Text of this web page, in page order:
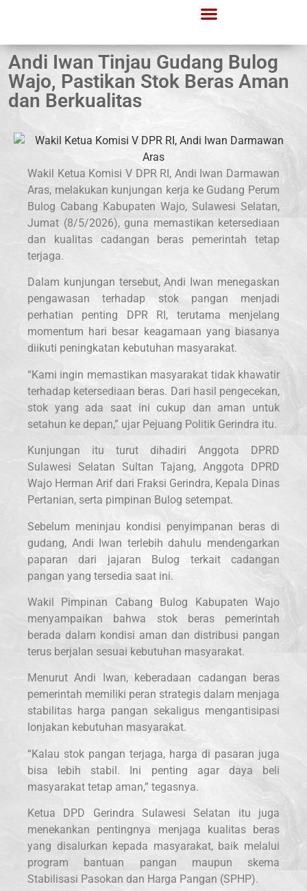
Andi Iwan Tinjau Gudang Bulog
Wajo, Pastikan Stok Beras Aman
dan Berkualitas
Wakil Ketua Komisi V DPR RI, Andi Iwan Darmawan
Aras, melakukan kunjungan kerja ke Gudang Perum
Bulog Cabang Kabupaten Wajo, Sulawesi Selatan,
Jumat (8/5/2026), guna memastikan ketersediaan
dan kualitas cadangan beras pemerintah tetap
terjaga.
Dalam kunjungan tersebut, Andi Iwan menegaskan
pengawasan terhadap stok pangan menjadi
perhatian penting DPR RI, terutama menjelang
momentum hari besar keagamaan yang biasanya
diikuti peningkatan kebutuhan masyarakat.
“Kami ingin memastikan masyarakat tidak khawatir
terhadap ketersediaan beras. Dari hasil pengecekan,
stok yang ada saat ini cukup dan aman untuk
setahun ke depan,” ujar Pejuang Politik Gerindra itu.
Kunjungan itu turut dihadiri Anggota DPRD
Sulawesi Selatan Sultan Tajang, Anggota DPRD
Wajo Herman Arif dari Fraksi Gerindra, Kepala Dinas
Pertanian, serta pimpinan Bulog setempat.
Sebelum meninjau kondisi penyimpanan beras di
gudang, Andi Iwan terlebih dahulu mendengarkan
paparan dari jajaran Bulog terkait cadangan
pangan yang tersedia saat ini.
Wakil Pimpinan Cabang Bulog Kabupaten Wajo
menyampaikan bahwa stok beras pemerintah
berada dalam kondisi aman dan distribusi pangan
terus berjalan sesuai kebutuhan masyarakat.
Menurut Andi Iwan, keberadaan cadangan beras
pemerintah memiliki peran strategis dalam menjaga
stabilitas harga pangan sekaligus mengantisipasi
lonjakan kebutuhan masyarakat.
“Kalau stok pangan terjaga, harga di pasaran juga
bisa lebih stabil. Ini penting agar daya beli
masyarakat tetap aman,” tegasnya.
Ketua DPD Gerindra Sulawesi Selatan itu juga
menekankan pentingnya menjaga kualitas beras
yang disalurkan kepada masyarakat, baik melalui
program bantuan pangan maupun skema
Stabilisasi Pasokan dan Harga Pangan (SPHP).